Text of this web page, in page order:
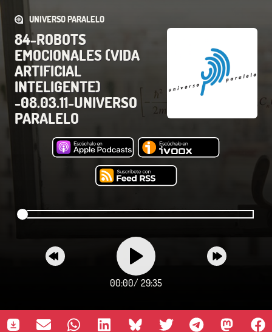
UNIVERSO PARALELO
84-ROBOTS
EMOCIONALES (VIDA
ARTIFICIAL
INTELIGENTE)
-08.03.11-UNIVERSO
PARALELO
00:00/ 29:35